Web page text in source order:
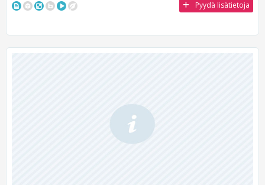
Pyydä lisätietoja